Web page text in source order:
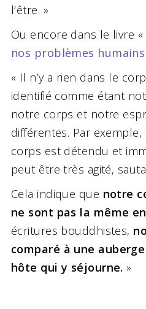
l’être. »
Ou encore dans le livre «
nos problèmes humains
« Il n’y a rien dans le
identifié comme étant
notre corps et notre
différentes. Par
corps est détendu et
peut être très agité,
Cela indique que notre
ne sont pas la même
écritures bouddhistes,
comparé à une
hôte qui y séjourne. »